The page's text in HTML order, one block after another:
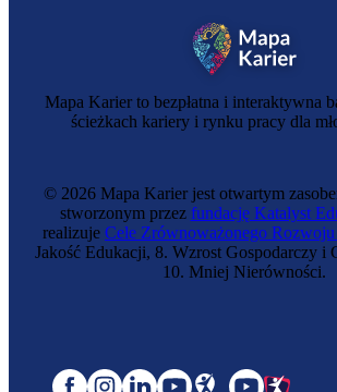
Mapa Karier to bezpłatna i interaktywna
ścieżkach kariery i rynku pracy dla
© 2026 Mapa Karier jest otwartym
stworzonym przez fundację Katalyst
realizuje Cele Zrównoważonego
Jakość Edukacji, 8. Wzrost Gospodarczy i
10. Mniej Nierówności.